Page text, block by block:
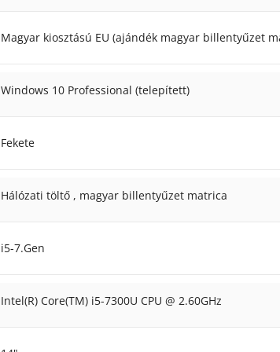
Magyar kiosztású EU (ajándék magyar billentyűzet
Windows 10 Professional (telepített)
Fekete
Hálózati töltő , magyar billentyűzet matrica
i5-7.Gen
Intel(R) Core(TM) i5-7300U CPU @ 2.60GHz